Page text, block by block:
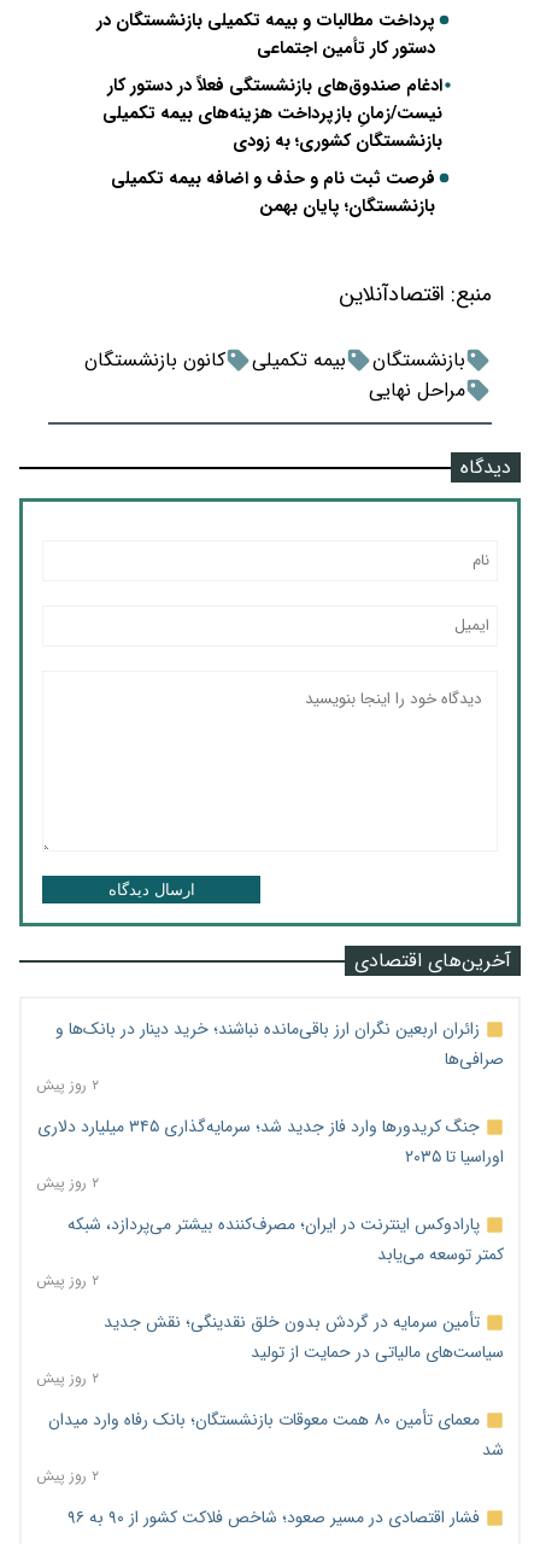
پرداخت مطالبات و بیمه تکمیلی بازنشستگان در
دستور کار تأمین اجتماعی
ادغام صندوق‌های بازنشستگی فعلاً در دستور کار
نیست​/زمانِ بازپرداخت هزینه‌های بیمه تکمیلی
بازنشستگان کشوری؛ به زودی
فرصت ثبت نام و حذف و اضافه بیمه تکمیلی
بازنشستگان؛ پایان بهمن
منبع: اقتصادآنلاین
بازنشستگان بیمه تکمیلی
کانون بازنشستگان
مراحل نهایی
دیدگاه
ارسال دیدگاه
آخرین‌های اقتصادی
زائران اربعین نگران ارز باقی‌مانده نباشند؛ خرید دینار در بانک‌ها و
صرافی‌ها
۲ روز پیش
جنگ کریدورها وارد فاز جدید شد؛ سرمایه‌گذاری ۳۴۵ میلیارد دلاری
اوراسیا تا ۲۰۳۵
۲ روز پیش
پارادوکس اینترنت در ایران؛ مصرف‌کننده بیشتر می‌پردازد، شبکه
کمتر توسعه می‌یابد
۲ روز پیش
تأمین سرمایه در گردش بدون خلق نقدینگی؛ نقش جدید
سیاست‌های مالیاتی در حمایت از تولید
۲ روز پیش
معمای تأمین ۸۰ همت معوقات بازنشستگان؛ بانک رفاه وارد میدان
شد
۲ روز پیش
فشار اقتصادی در مسیر صعود؛ شاخص فلاکت کشور از ۹۰ به ۹۶